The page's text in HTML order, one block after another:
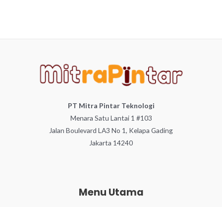
PT Mitra Pintar Teknologi
Menara Satu Lantai 1 #103
Jalan Boulevard LA3 No 1, Kelapa Gading
Jakarta 14240
Menu Utama